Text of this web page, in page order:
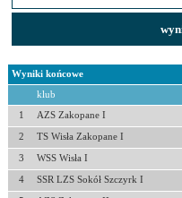
Wyniki końcowe
klub
1 AZS Zakopane I
2 TS Wisła Zakopane I
3 WSS Wisła I
4 SSR LZS Sokół Szczyrk I